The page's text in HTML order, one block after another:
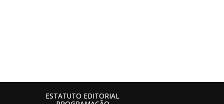
ESTATUTO EDITORIAL